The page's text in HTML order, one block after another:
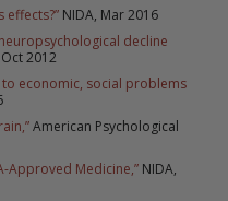
NIDA, Mar 2016
decline
2012
economic, social problems
American Psychological
Approved Medicine,”NIDA,